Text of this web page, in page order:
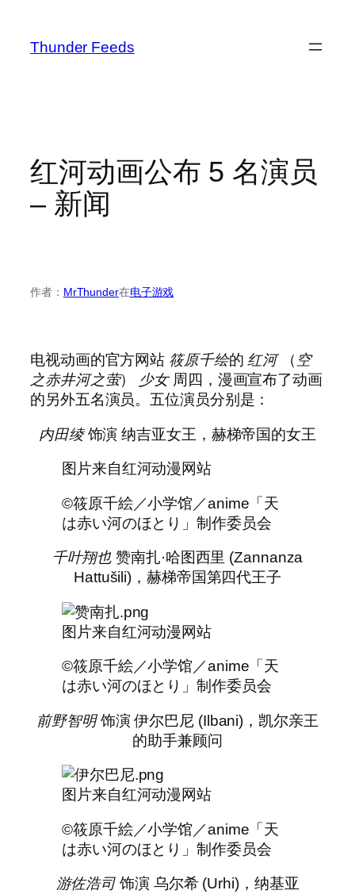
Thunder Feeds
红河动画公布 5 名演员
– 新闻
作者： MrThunder在电子游戏
电视动画的官方网站 筱原千绘的红河（ 空
之赤井河之萤） 少女周四，漫画宣布了动画
的另外五名演员。五位演员分别是：
内田绫饰演 纳吉亚女王，赫梯帝国的女王
图片来自红河动漫网站
©筱原千絵／小学馆／anime「天
は赤い河のほとり」制作委员会
千叶翔也 赞南扎·哈图西里 (Zannanza
Hattušili)，赫梯帝国第四代王子
图片来自红河动漫网站
©筱原千絵／小学馆／anime「天
は赤い河のほとり」制作委员会
前野智明饰演 伊尔巴尼 (Ilbani)，凯尔亲王
的助手兼顾问
图片来自红河动漫网站
©筱原千絵／小学馆／anime「天
は赤い河のほとり」制作委员会
游佐浩司 饰演 乌尔希 (Urhi)，纳基亚